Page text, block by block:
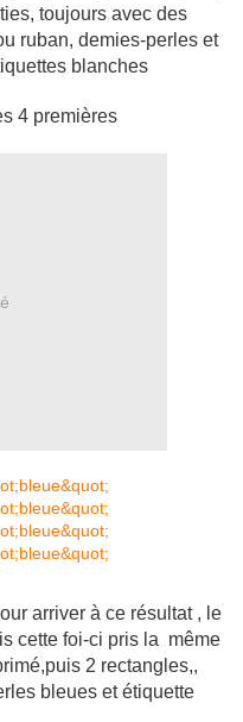
toujours avec des
ruban, demies-perles et
blanches
4 premières
arriver à ce résultat , le
cette foi-ci pris la même
2 rectangles,,
bleues et étiquette